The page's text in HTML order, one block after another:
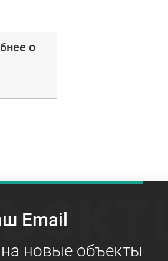
о
Email
новые объекты